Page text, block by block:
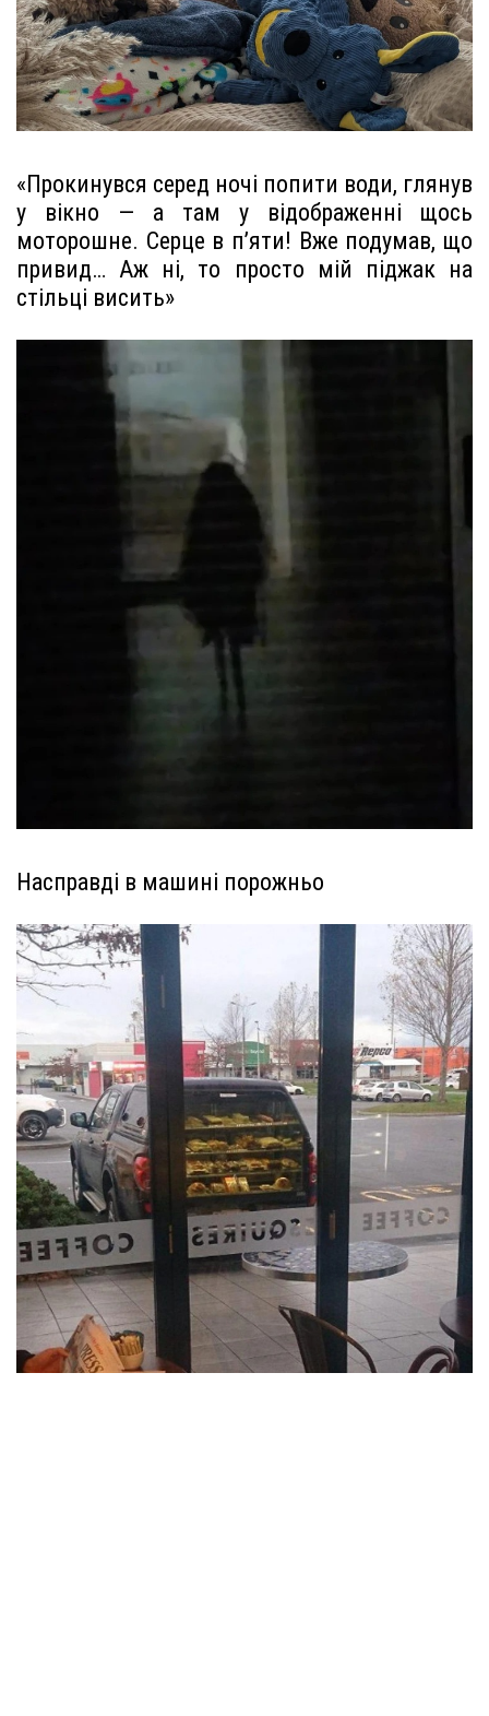
«Прокинувся серед ночі попити води, глянув
у вікно — а там у відображенні щось
моторошне. Серце в п’яти! Вже подумав, що
привид… Аж ні, то просто мій піджак на
стільці висить»
Насправді в машині порожньо